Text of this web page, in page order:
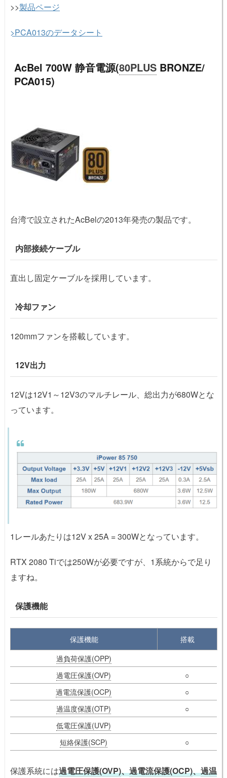
>>製品ページ
>PCA013のデータシート
AcBel 700W 静音電源(80PLUS BRONZE/
PCA015)
台湾で設立されたAcBelの2013年発売の製品です。
内部接続ケーブル
直出し固定ケーブルを採用しています。
冷却ファン
120mmファンを搭載しています。
12V出力
12Vは12V1～12V3のマルチレール、総出力が680Wとな
っています。
1レールあたりは12V x 25A = 300Wとなっています。
RTX 2080 Tiでは250Wが必要ですが、1系統からで足り
ますね。
保護機能
保護機能
搭載
過負荷保護(OPP)
過電圧保護(OVP)
○
過電流保護(OCP)
○
過温度保護(OTP)
○
低電圧保護(UVP)
短絡保護(SCP)
○
保護系統には過電圧保護(OVP)、過電流保護(OCP)、過温